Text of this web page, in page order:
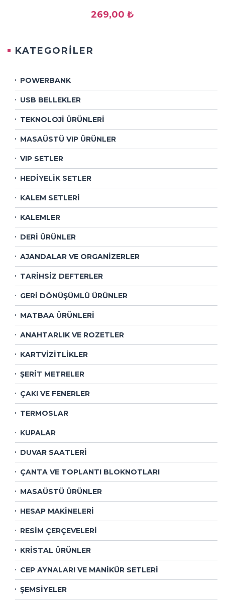
269,00 ₺
KATEGORİLER
POWERBANK
USB BELLEKLER
TEKNOLOJİ ÜRÜNLERİ
MASAÜSTÜ VIP ÜRÜNLER
VIP SETLER
HEDİYELİK SETLER
KALEM SETLERİ
KALEMLER
DERİ ÜRÜNLER
AJANDALAR VE ORGANİZERLER
TARİHSİZ DEFTERLER
GERİ DÖNÜŞÜMLÜ ÜRÜNLER
MATBAA ÜRÜNLERİ
ANAHTARLIK VE ROZETLER
KARTVİZİTLİKLER
ŞERİT METRELER
ÇAKI VE FENERLER
TERMOSLAR
KUPALAR
DUVAR SAATLERİ
ÇANTA VE TOPLANTI BLOKNOTLARI
MASAÜSTÜ ÜRÜNLER
HESAP MAKİNELERİ
RESİM ÇERÇEVELERİ
KRİSTAL ÜRÜNLER
CEP AYNALARI VE MANİKÜR SETLERİ
ŞEMSİYELER